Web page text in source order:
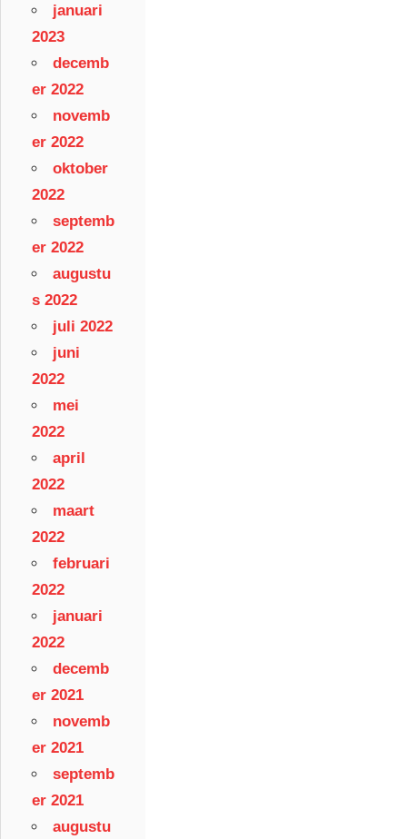
januari
2023
decemb
er 2022
novemb
er 2022
oktober
2022
septemb
er 2022
augustu
s 2022
juli 2022
juni
2022
mei
2022
april
2022
maart
2022
februari
2022
januari
2022
decemb
er 2021
novemb
er 2021
septemb
er 2021
augustu